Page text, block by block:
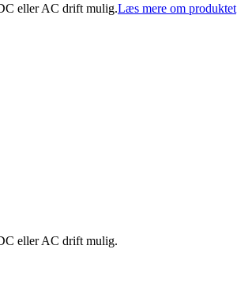
eller AC drift mulig.Læs mere om produktet
eller AC drift mulig.